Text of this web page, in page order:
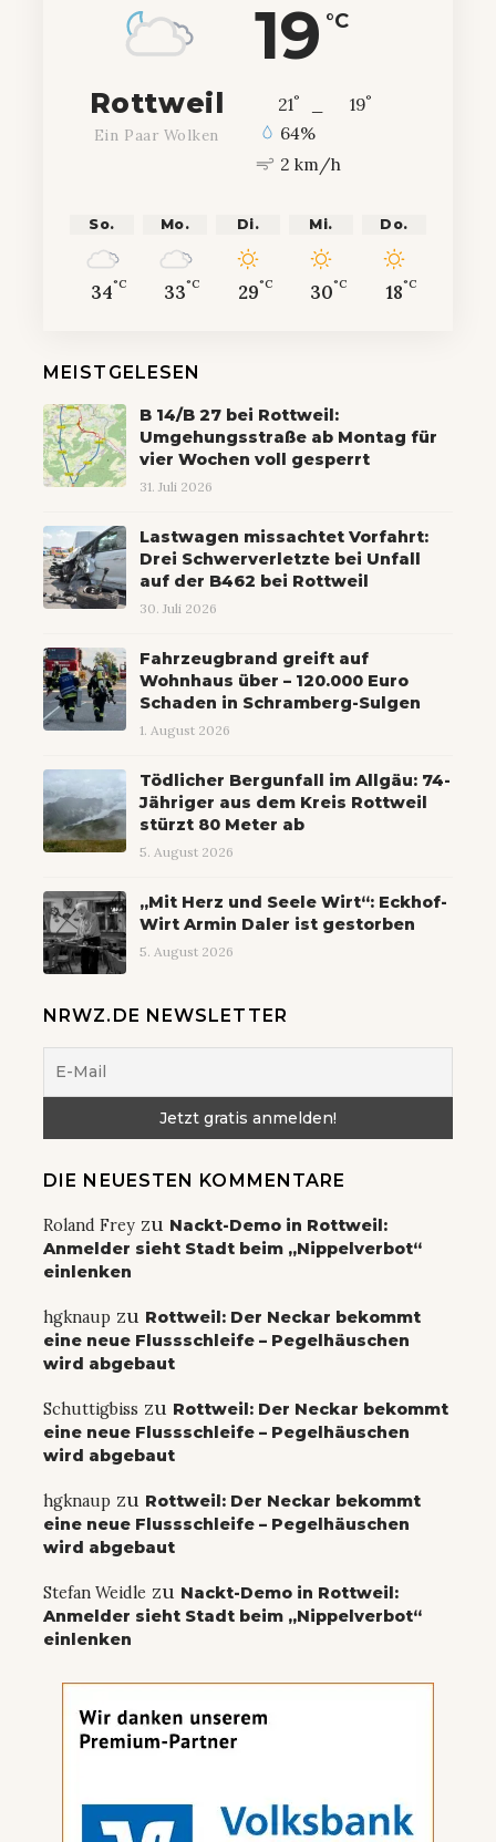
19 °C
Rottweil
Ein Paar Wolken
21° 19°
64%
2 km/h
So.
34°C
Mo.
33°C
Di.
29°C
Mi.
30°C
Do.
18°C
MEISTGELESEN
B 14/B 27 bei Rottweil:
Umgehungsstraße ab Montag für
vier Wochen voll gesperrt
31. Juli 2026
Lastwagen missachtet Vorfahrt:
Drei Schwerverletzte bei Unfall
auf der B462 bei Rottweil
30. Juli 2026
Fahrzeugbrand greift auf
Wohnhaus über – 120.000 Euro
Schaden in Schramberg-Sulgen
1. August 2026
Tödlicher Bergunfall im Allgäu: 74-
Jähriger aus dem Kreis Rottweil
stürzt 80 Meter ab
5. August 2026
„Mit Herz und Seele Wirt“: Eckhof-
Wirt Armin Daler ist gestorben
5. August 2026
NRWZ.DE NEWSLETTER
DIE NEUESTEN KOMMENTARE
Roland Frey zu Nackt-Demo in Rottweil:
Anmelder sieht Stadt beim „Nippelverbot“
einlenken
hgknaup zu Rottweil: Der Neckar bekommt
eine neue Flussschleife – Pegelhäuschen
wird abgebaut
Schuttigbiss zu Rottweil: Der Neckar bekommt
eine neue Flussschleife – Pegelhäuschen
wird abgebaut
hgknaup zu Rottweil: Der Neckar bekommt
eine neue Flussschleife – Pegelhäuschen
wird abgebaut
Stefan Weidle zu Nackt-Demo in Rottweil:
Anmelder sieht Stadt beim „Nippelverbot“
einlenken